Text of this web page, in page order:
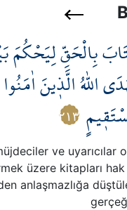
بِالْحَقِّ لِيَحْكُمَ
اللّٰهُ الَّذ۪ينَ
٢١٣
ve
üzere kitapları
anlaşmazlığa